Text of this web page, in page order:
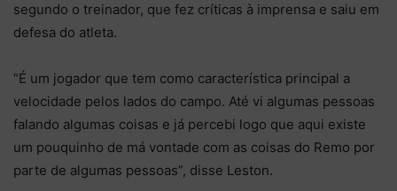
segundo o treinador, que fez críticas à imprensa e saiu em
defesa do atleta.
“É um jogador que tem como característica principal a
velocidade pelos lados do campo. Até vi algumas pessoas
falando algumas coisas e já percebi logo que aqui existe
um pouquinho de má vontade com as coisas do Remo por
parte de algumas pessoas”, disse Leston.